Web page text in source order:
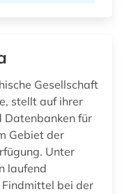
Gesellschaft
stellt auf ihrer
Datenbanken für
Gebiet der
Unter
laufend
bei der